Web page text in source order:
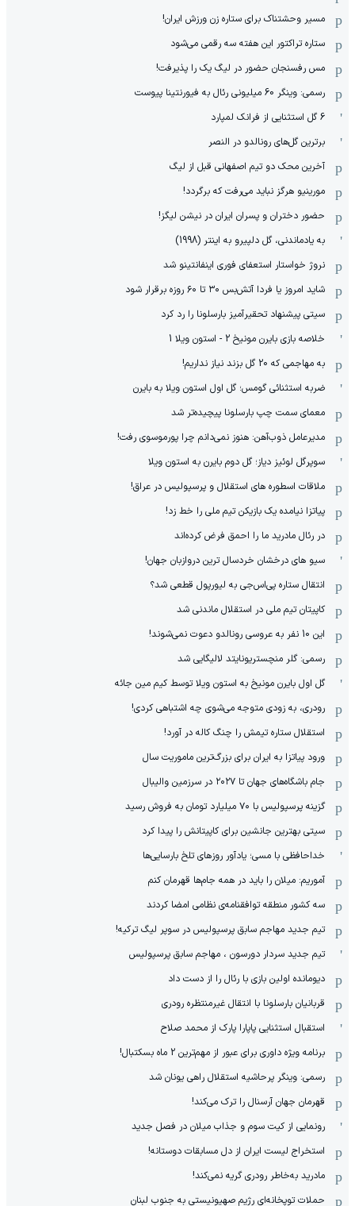
مسیر وحشتناک برای ستاره زن ورزش ایران!
ستاره تراکتور این هفته سه رقمی می‌شود
مس رفسنجان حضور در لیگ یک را پذیرفت!
رسمی: وینگر 60 میلیونی رئال به فیورنتینا پیوست
6 گل استثنایی از فرانک لمپارد
برترین گل‌های رونالدو در النصر
آخرین محک دو تیم اصفهانی قبل از لیگ
مورینیو هرگز نباید می‌رفت که برگردد!
حضور دختران و پسران ایران در نیشن لیگز!
به یادماندنی، گل دلپیرو به اینتر (1998)
نروژ خواستار استعفای فوری اینفانتینو شد
شاید امروز یا فردا آتش‌بس ۳۰ تا ۶۰ روزه برقرار شود
سیتی پیشنهاد تحقیرآمیز بارسلونا را رد کرد
خلاصه بازی بایرن مونیخ 2 - استون ویلا 1
به مهاجمی که 20 گل بزند نیاز نداریم!
ضربه استثنائی گومس؛ گل اول استون ویلا به بایرن
معمای سمت چپ بارسلونا پیچیده‌تر شد
مدیرعامل ذوب‌آهن: هنوز نمی‌دانم چرا پورموسوی رفت!
سوپرگل لوئیز دیاز؛ گل دوم بایرن به استون ویلا
ملاقات اسطوره های استقلال و پرسپولیس در عراق!
پیاتزا نیامده یک بازیکن تیم ملی را خط زد!
در رئال مادرید ما را احمق فرض کرده‌اند
سیو های درخشان خردسال ترین دروازبان جهان!
انتقال ستاره پی‌اس‌جی به لیورپول قطعی شد؟
کاپیتان تیم ملی در استقلال ماندنی شد
این 10 نفر به عروسی رونالدو دعوت نمی‌شوند!
رسمی: گلر منچستریونایتد لالیگایی شد
گل اول بایرن مونیخ به استون ویلا توسط کیم مین جائه
رودری، به زودی متوجه می‌شوی چه اشتباهی کردی!
استقلال ستاره تیمش را چنگ کاله در آورد!
ورود پیاتزا به ایران برای بزرگ‌ترین ماموریت سال
جام باشگاه‌های جهان تا ۲۰۲۷ در سرزمین والیبال
گزینه پرسپولیس با ۷۰ میلیارد تومان به فروش رسید
سیتی بهترین جانشین برای کاپیتانش را پیدا کرد
خداحافظی با مسی؛ یادآور روزهای تلخ بارسایی‌ها
آموریم: میلان را باید در همه جام‌ها قهرمان کنم
سه کشور منطقه توافقنامه‌ی نظامی امضا کردند
تیم جدید مهاجم سابق پرسپولیس در سوپر لیگ ترکیه!
تیم جدید سردار دورسون ، مهاجم سابق پرسپولیس
دیومانده اولین بازی با رئال را از دست داد
قربانیان بارسلونا با انتقال غیرمنتظره رودری
استقبال استثنایی پاپارا پارک از محمد صلاح
برنامه ویژه داوری برای عبور از مهم‌ترین 2 ماه بسکتبال!
رسمی: وینگر پرحاشیه استقلال راهی یونان شد
قهرمان جهان آرسنال را ترک می‌کند!
رونمایی از کیت سوم و جذاب میلان در فصل جدید
استخراج لیست ایران از دل مسابقات دوستانه!
مادرید به‌خاطر رودری گریه نمی‌کند!
حملات توپخانه‌ای رژیم صهیونیستی به جنوب لبنان